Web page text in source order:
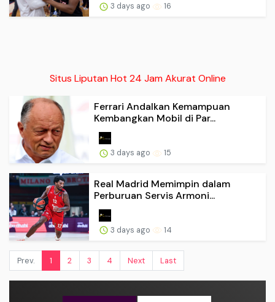
3 days ago 16
Situs Liputan Hot 24 Jam Akurat Online
Ferrari Andalkan Kemampuan
Kembangkan Mobil di Par...
3 days ago 15
Real Madrid Memimpin dalam
Perburuan Servis Armoni...
3 days ago 14
Prev. 1 2 3 4 Next Last